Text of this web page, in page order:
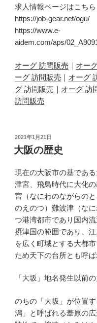
求人情報ページはこちら
https://job-gear.net/ogu/
https://www.e-
aidem.com/aps/
オーグ 訪問販売 ｜ オー
ーグ 訪問販売 ｜ オーグ
グ 訪問販売 ｜ オーグ 訪
訪問販売
投
稿
日:
2021年1月21日
大阪の歴史
現在の大阪市の基であ
津宮、飛鳥時代に大化
宮（なにわのながらの
のえのつ）難波津（な
つ港湾都市であり国内
摂津国の範囲であり、
を広く町域とする大都
ため天下の台所とも呼ば
「大坂」地名発生以前
のちの「大坂」が位置
潟」と呼ばれる葦原の